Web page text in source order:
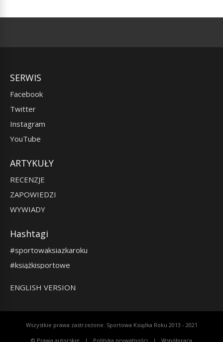
SERWIS
Facebook
Twitter
Instagram
YouTube
ARTYKUŁY
RECENZJE
ZAPOWIEDZI
WYWIADY
Hashtagi
#sportowaksiazkaroku
#książkisportowe
ENGLISH VERSION
Wszystkie prawa zastrzeżone. Sportowa Książka Roku 2013 - 2021
© Prawa autorskie Polityka prywatności Współpraca